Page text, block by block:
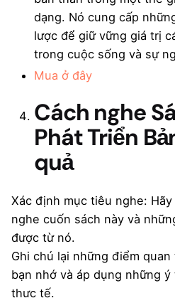
dạng. Nó cung cấp
lược để giữ vững giá trị
trong cuộc sống và sự
Mua ở đây
Cách nghe
Phát Triển
quả
Xác định mục tiêu nghe:
nghe cuốn sách này và
được từ nó.
Ghi chú lại những điểm
bạn nhớ và áp dụng những
thực tế.